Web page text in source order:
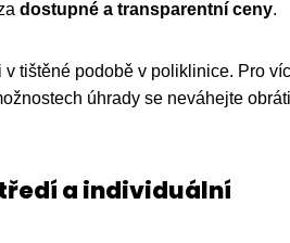
dostupné a transparentní ceny.
tištěné podobě v poliklinice. Pro
úhrady se neváhejte
a individuální